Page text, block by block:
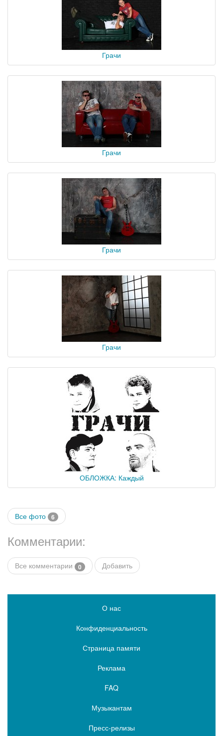
Грачи
Грачи
Грачи
Грачи
ОБЛОЖКА: Каждый
Все фото 6
Комментарии:
Все комментарии 0 Добавить
О нас
Конфиденциальность
Страница памяти
Реклама
FAQ
Музыкантам
Пресс-релизы